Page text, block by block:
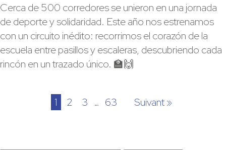
Solidario
2026
Cerca de 500 corredores se unieron en una jornada
de deporte y solidaridad. Este año nos estrenamos
con un circuito inédito: recorrimos el corazón de la
escuela entre pasillos y escaleras, descubriendo cada
rincón en un trazado único. 🏫🙌
1 2 3 … 63 Suivant »